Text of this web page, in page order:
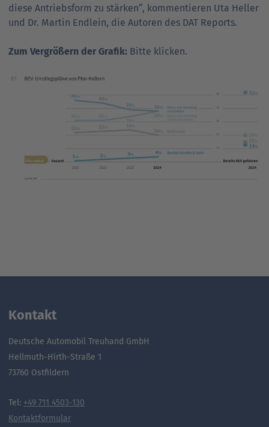
diese Antriebsform zu stärken“, kommentieren Uta Heller
und Dr. Martin Endlein, die Autoren des DAT Reports.
Zum Vergrößern der Grafik: Bitte klicken.
Kontakt
Deutsche Automobil Treuhand GmbH
Hellmuth-Hirth-Straße 1
73760 Ostfildern
Tel: +49 711 4503-130
Kontaktformular